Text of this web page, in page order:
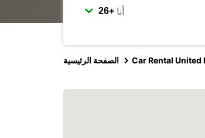
أنا
الصفحة الرئيسية Car Rental United